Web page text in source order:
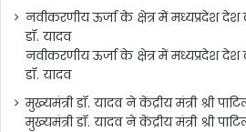
नवीकरणीय ऊर्जा के क्षेत्र में मध्यप्रदेश देश
डॉ. यादव
नवीकरणीय ऊर्जा के क्षेत्र में मध्यप्रदेश देश
डॉ. यादव
मुख्यमंत्री डॉ. यादव ने केंद्रीय मंत्री श्री
मुख्यमंत्री डॉ. यादव ने केंद्रीय मंत्री श्री